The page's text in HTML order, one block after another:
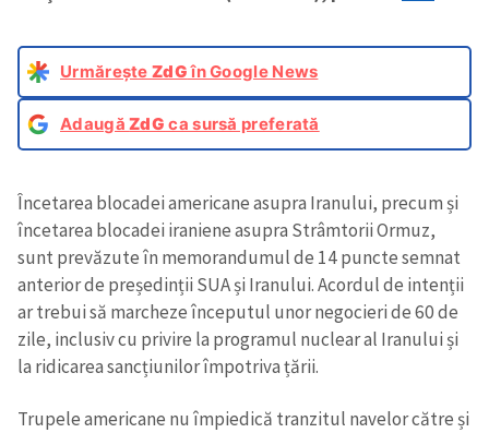
Urmărește ZdGîn Google News
AdaugăZdG ca sursă preferată
Încetarea blocadei americane asupra Iranului, precum și
încetarea blocadei iraniene asupra Strâmtorii Ormuz,
sunt prevăzute în memorandumul de 14 puncte semnat
anterior de președinții SUA și Iranului. Acordul de intenții
ar trebui să marcheze începutul unor negocieri de 60 de
zile, inclusiv cu privire la programul nuclear al Iranului și
la ridicarea sancțiunilor împotriva țării.
Trupele americane nu împiedică tranzitul navelor către și